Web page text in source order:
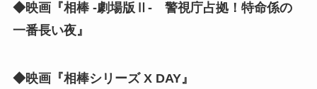
◆映画『相棒 -劇場版Ⅱ- 警視庁占拠！特命係の
一番長い夜』
◆映画『相棒シリーズ X DAY』